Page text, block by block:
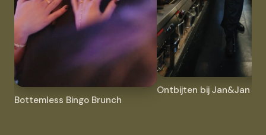
Bottemless Bingo Brunch
Ontbijten bij Jan&Jan